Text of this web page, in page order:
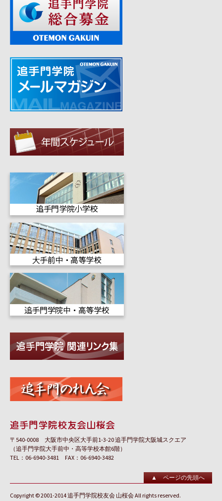
〒540-0008 大阪市中央区大手前1-3-20 追手門学院大阪城スクエア
（追手門学院大手前中・高等学校本館6階）
TEL：06-6940-3481 FAX：06-6940-3482
▲ ページの先頭へ
Copyright © 2001-2014 追手門学院校友会 山桜会 All rights reserved.